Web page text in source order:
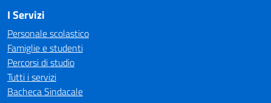
I Servizi
Personale scolastico
Famiglie e studenti
Percorsi di studio
Tutti i servizi
Bacheca Sindacale